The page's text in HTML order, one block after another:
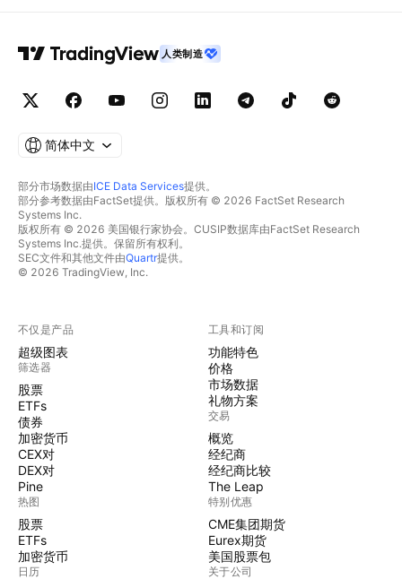
人类制造
简体中文
部分市场数据由ICE Data Services提供。
部分参考数据由FactSet提供。版权所有 © 2026 FactSet Research
Systems Inc.
版权所有 © 2026 美国银行家协会。CUSIP数据库由FactSet Research
Systems Inc.提供。保留所有权利。
SEC文件和其他文件由Quartr提供。
© 2026 TradingView, Inc.
不仅是产品
超级图表
筛选器
股票
ETFs
债券
加密货币
CEX对
DEX对
Pine
热图
股票
ETFs
加密货币
日历
工具和订阅
功能特色
价格
市场数据
礼物方案
交易
概览
经纪商
经纪商比较
The Leap
特别优惠
CME集团期货
Eurex期货
美国股票包
关于公司